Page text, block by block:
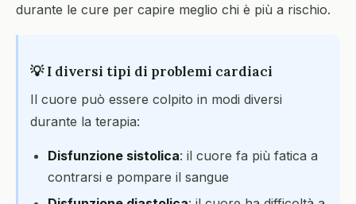
durante le cure per capire meglio chi è più a rischio.
💡 I diversi tipi di problemi cardiaci
Il cuore può essere colpito in modi diversi
durante la terapia:
Disfunzione sistolica: il cuore fa più fatica a
contrarsi e pompare il sangue